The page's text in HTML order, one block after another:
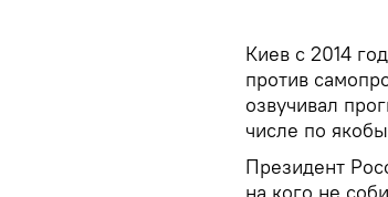
Киев с 2014
против
озвучивал
числе по
Президент
на кого не